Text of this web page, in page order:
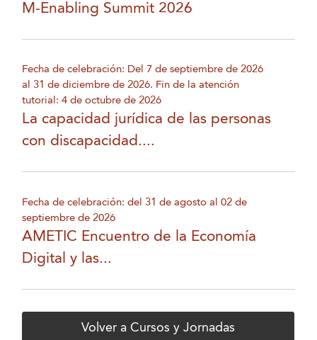
M-Enabling Summit 2026
Fecha de celebración: Del 7 de septiembre de 2026
al 31 de diciembre de 2026. Fin de la atención
tutorial: 4 de octubre de 2026
La capacidad jurídica de las personas
con discapacidad....
Fecha de celebración: del 31 de agosto al 02 de
septiembre de 2026
AMETIC Encuentro de la Economía
Digital y las...
Volver a Cursos y Jornadas